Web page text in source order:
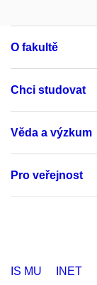
O fakultě
Chci studovat
Věda a výzkum
Pro veřejnost
IS MU INET